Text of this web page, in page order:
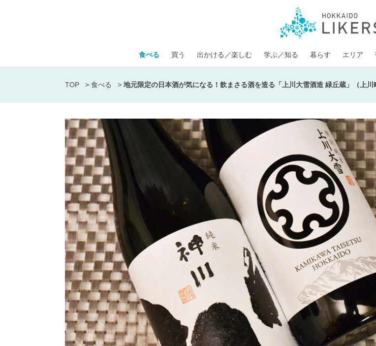
食べる 買う 出かける／楽しむ 学ぶ／知る 暮らす エリア
TOP > 食べる > 地元限定の日本酒が気になる！飲まさる酒を造る「上川大雪酒造 緑丘蔵」（上川